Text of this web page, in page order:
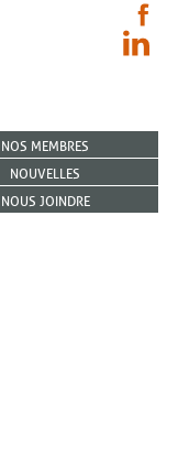
NOS MEMBRES
NOUVELLES
NOUS JOINDRE